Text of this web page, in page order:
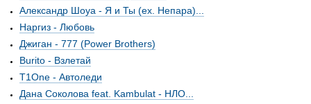
Александр Шоуа - Я и Ты (ex. Непара)...
Наргиз - Любовь
Джиган - 777 (Power Brothers)
Burito - Взлетай
T1One - Автоледи
Дана Соколова feat. Kambulat - НЛО...